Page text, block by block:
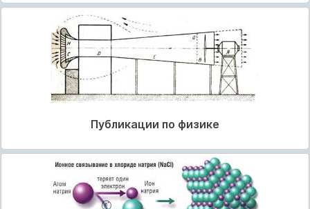
Публикации по физике